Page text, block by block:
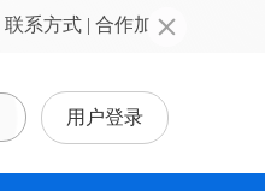
联系方式 | 合作加盟
用户登录